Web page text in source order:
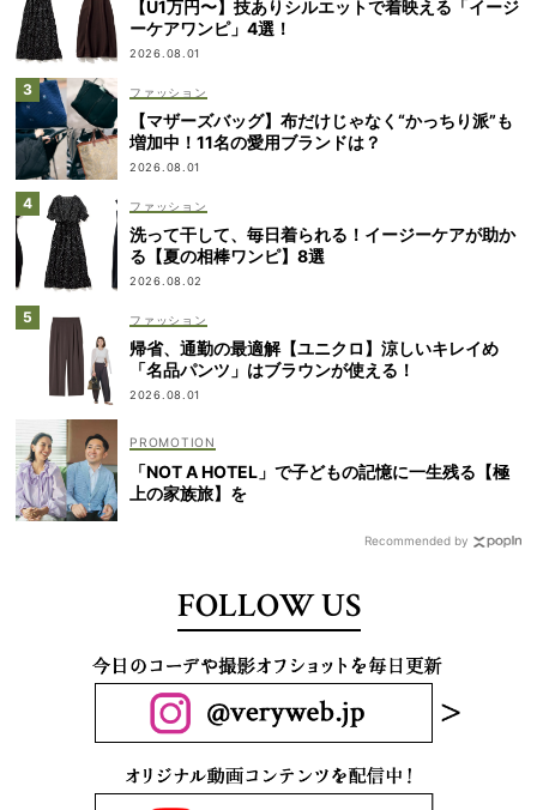
【U1万円〜】技ありシルエットで着映える「イージ
ーケアワンピ」4選！
2026.08.01
ファッション
【マザーズバッグ】布だけじゃなく“かっちり派”も
増加中！11名の愛用ブランドは？
2026.08.01
ファッション
洗って干して、毎日着られる！イージーケアが助か
る【夏の相棒ワンピ】8選
2026.08.02
ファッション
帰省、通勤の最適解【ユニクロ】涼しいキレイめ
「名品パンツ」はブラウンが使える！
2026.08.01
「NOT A HOTEL」で子どもの記憶に一生残る【極
上の家族旅】を
Recommended by
FOLLOW US